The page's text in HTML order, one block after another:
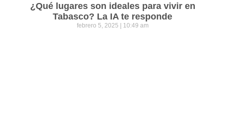
¿Qué lugares son ideales para vivir en
Tabasco? La IA te responde
febrero 5, 2025 10:49 am